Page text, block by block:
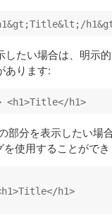
したい場合は、明示
あります:
部分を表示したい場
を使用することがで
h1>